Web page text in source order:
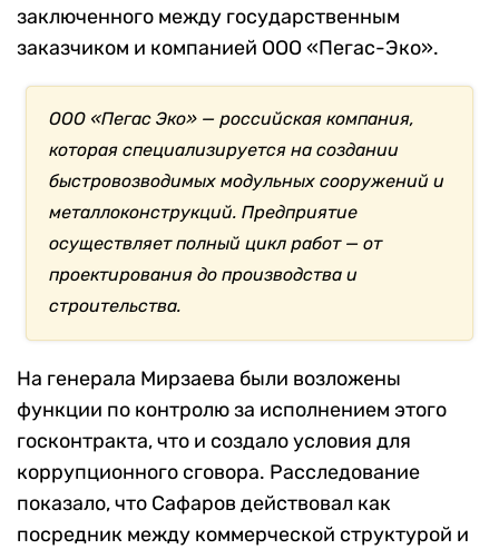
заключенного между государственным
заказчиком и компанией ООО «Пегас-Эко».
ООО «Пегас Эко» — российская компания,
которая специализируется на создании
быстровозводимых модульных сооружений и
металлоконструкций. Предприятие
осуществляет полный цикл работ — от
проектирования до производства и
строительства.
На генерала Мирзаева были возложены
функции по контролю за исполнением этого
госконтракта, что и создало условия для
коррупционного сговора. Расследование
показало, что Сафаров действовал как
посредник между коммерческой структурой и